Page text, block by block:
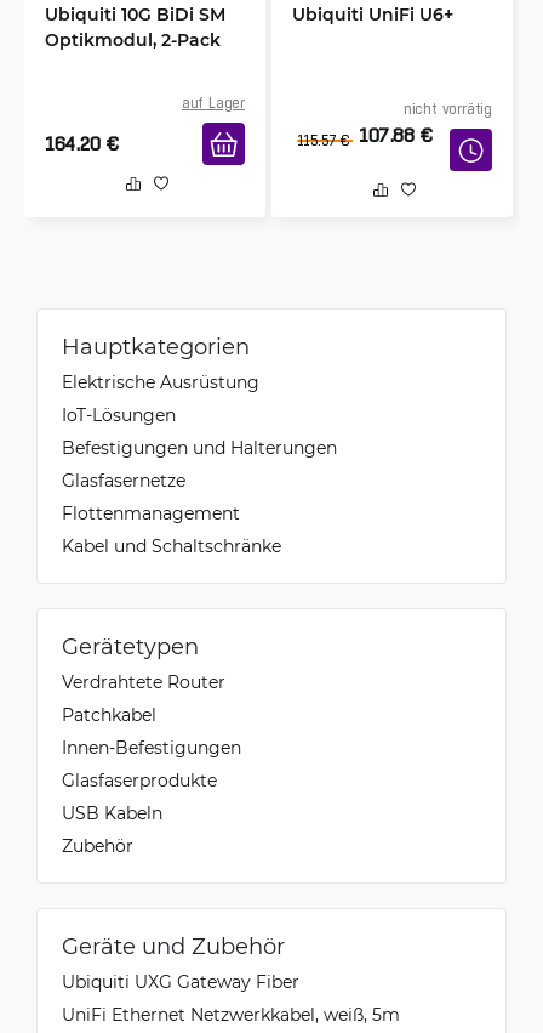
Ubiquiti 10G BiDi SM
Optikmodul, 2-Pack
auf Lager
164.20 €
Ubiquiti UniFi U6+
nicht vorrätig
115.57 € 107.88 €
Hauptkategorien
Elektrische Ausrüstung
IoT-Lösungen
Befestigungen und Halterungen
Glasfasernetze
Flottenmanagement
Kabel und Schaltschränke
Gerätetypen
Verdrahtete Router
Patchkabel
Innen-Befestigungen
Glasfaserprodukte
USB Kabeln
Zubehör
Geräte und Zubehör
Ubiquiti UXG Gateway Fiber
UniFi Ethernet Netzwerkkabel, weiß, 5m